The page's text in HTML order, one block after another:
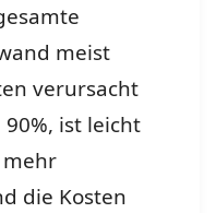
meist
verursacht
ist leicht
mehr
die Kosten